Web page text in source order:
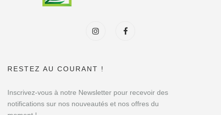
RESTEZ AU COURANT !
Inscrivez-vous à notre Newsletter pour recevoir des
notifications sur nos nouveautés et nos offres du